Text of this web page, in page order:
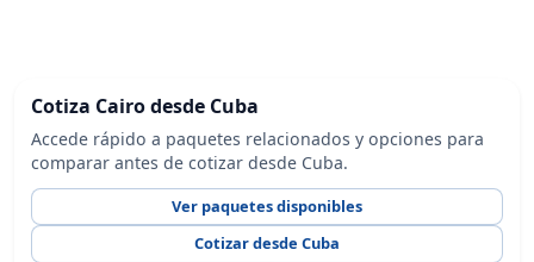
Cotiza Cairo desde Cuba
Accede rápido a paquetes relacionados y opciones para
comparar antes de cotizar desde Cuba.
Ver paquetes disponibles
Cotizar desde Cuba